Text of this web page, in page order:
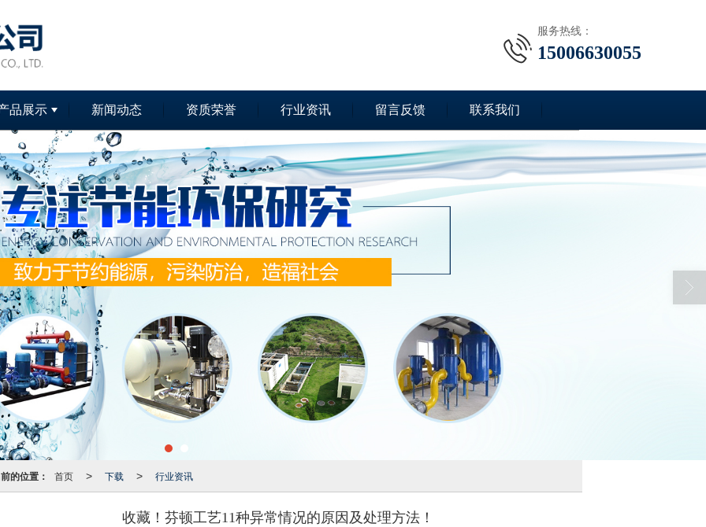
服务热线：
15006630055
品展示 新闻动态 资质荣誉 行业资讯 留言反馈 联系我们
的位置： 首页 > 下载 > 行业资讯
收藏！芬顿工艺11种异常情况的原因及处理方法！